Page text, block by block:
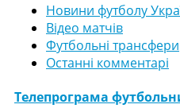
Новини футболу
Відео матчів
Футбольні трансфери
Останні комментарі
Телепрограма